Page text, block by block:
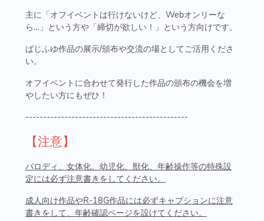
主に「オフイベントは行けないけど、Webオンリーな
ら…」という方や「締切が欲しい！」という方向けです。
ばじふゆ作品の展示/頒布や交流の場としてご活用くださ
い。
オフイベントに合わせて発行した作品の頒布の機会を増
やしたい方にもぜひ！
----------------------------------------------
【注意】
パロディ、女体化、幼児化、獣化、年齢操作等の特殊設
定には必ず注意書きをしてください。
成人向け作品やR-18G作品には必ずキャプションに注意
書きをして、年齢確認ページを設けてください。